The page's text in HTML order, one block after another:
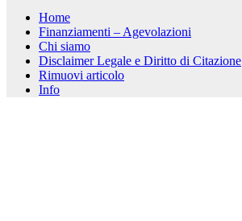
Home
Finanziamenti – Agevolazioni
Chi siamo
Disclaimer Legale e Diritto di Citazione
Rimuovi articolo
Info